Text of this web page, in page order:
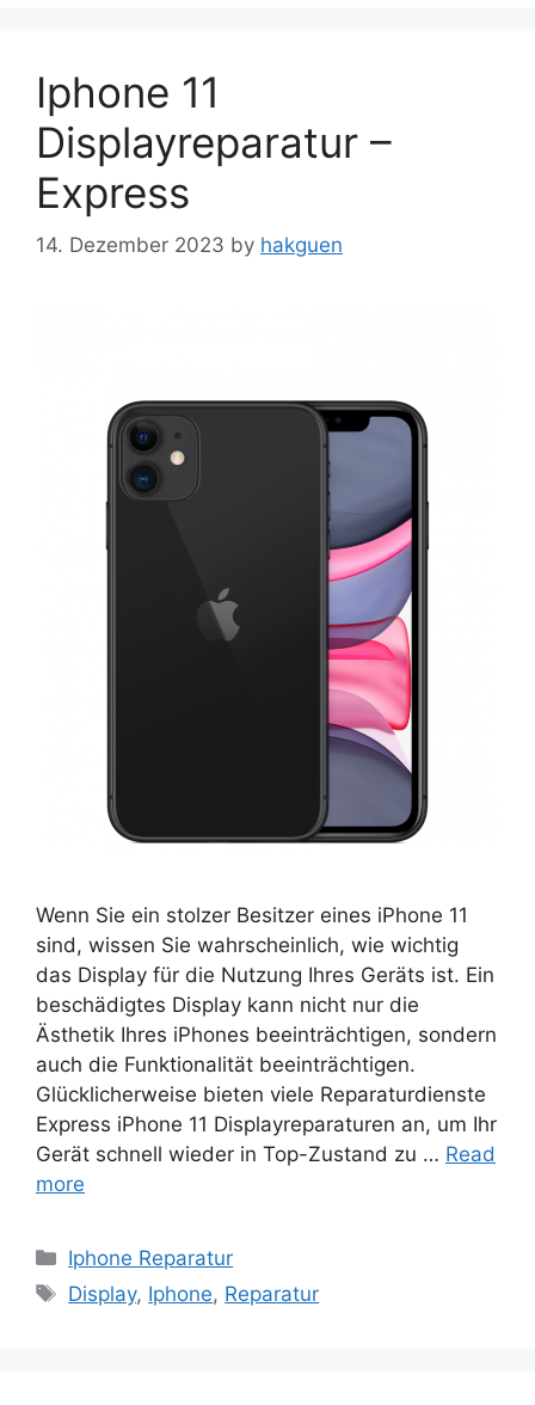
Iphone 11
Displayreparatur –
Express
14. Dezember 2023 by hakguen
Wenn Sie ein stolzer Besitzer eines iPhone 11
sind, wissen Sie wahrscheinlich, wie wichtig
das Display für die Nutzung Ihres Geräts ist. Ein
beschädigtes Display kann nicht nur die
Ästhetik Ihres iPhones beeinträchtigen, sondern
auch die Funktionalität beeinträchtigen.
Glücklicherweise bieten viele Reparaturdienste
Express iPhone 11 Displayreparaturen an, um Ihr
Gerät schnell wieder in Top-Zustand zu … Read
more
Categories
Iphone Reparatur
Tags
Display, Iphone, Reparatur